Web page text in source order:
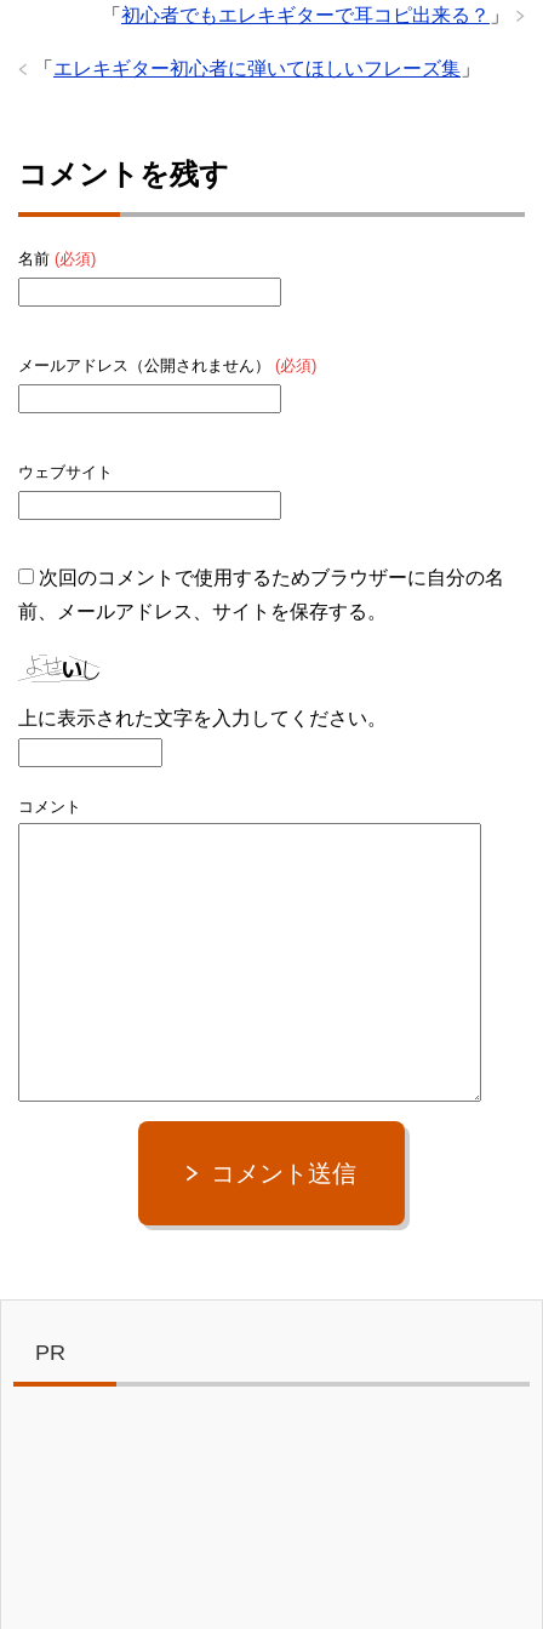
「 初心者でもエレキギターで耳コピ出来る？ 」
「 エレキギター初心者に弾いてほしいフレーズ集 」
コメントを残す
名前 (必須)
メールアドレス（公開されません） (必須)
ウェブサイト
次回のコメントで使用するためブラウザーに自分の名
前、メールアドレス、サイトを保存する。
上に表示された文字を入力してください。
コメント
コメント送信
PR